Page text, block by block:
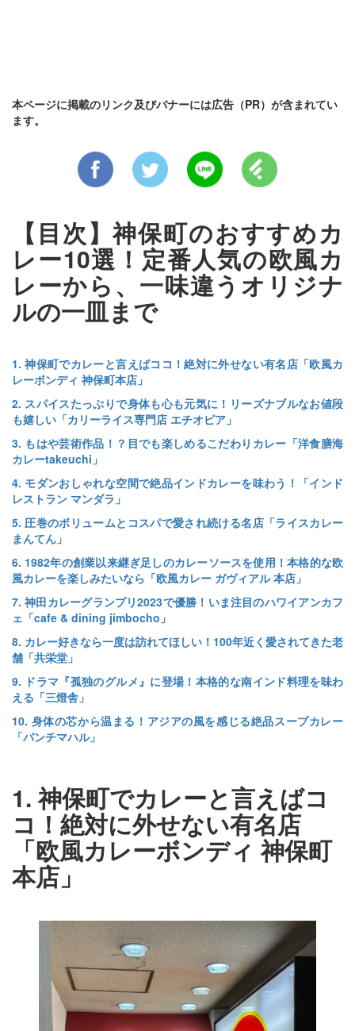
本ページに掲載のリンク及びバナーには広告（PR）が含まれてい
ます。
【目次】神保町のおすすめカ
レー10選！定番人気の欧風カ
レーから、一味違うオリジナ
ルの一皿まで
1. 神保町でカレーと言えばココ！絶対に外せない有名店「欧風カ
レーボンディ 神保町本店」
2. スパイスたっぷりで身体も心も元気に！リーズナブルなお値段
も嬉しい「カリーライス専門店 エチオピア」
3. もはや芸術作品！？目でも楽しめるこだわりカレー「洋食膳海
カレーtakeuchi」
4. モダンおしゃれな空間で絶品インドカレーを味わう！「インド
レストラン マンダラ」
5. 圧巻のボリュームとコスパで愛され続ける名店「ライスカレー
まんてん」
6. 1982年の創業以来継ぎ足しのカレーソースを使用！本格的な欧
風カレーを楽しみたいなら「欧風カレー ガヴィアル 本店」
7. 神田カレーグランプリ2023で優勝！いま注目のハワイアンカフ
ェ「cafe & dining jimbocho」
8. カレー好きなら一度は訪れてほしい！100年近く愛されてきた老
舗「共栄堂」
9. ドラマ『孤独のグルメ』に登場！本格的な南インド料理を味わ
える「三燈舎」
10. 身体の芯から温まる！アジアの風を感じる絶品スープカレー
「パンチマハル」
1. 神保町でカレーと言えばコ
コ！絶対に外せない有名店
「欧風カレーボンディ 神保町
本店」